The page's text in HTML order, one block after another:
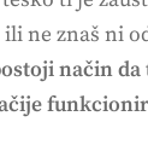
ne znaš ni
način da